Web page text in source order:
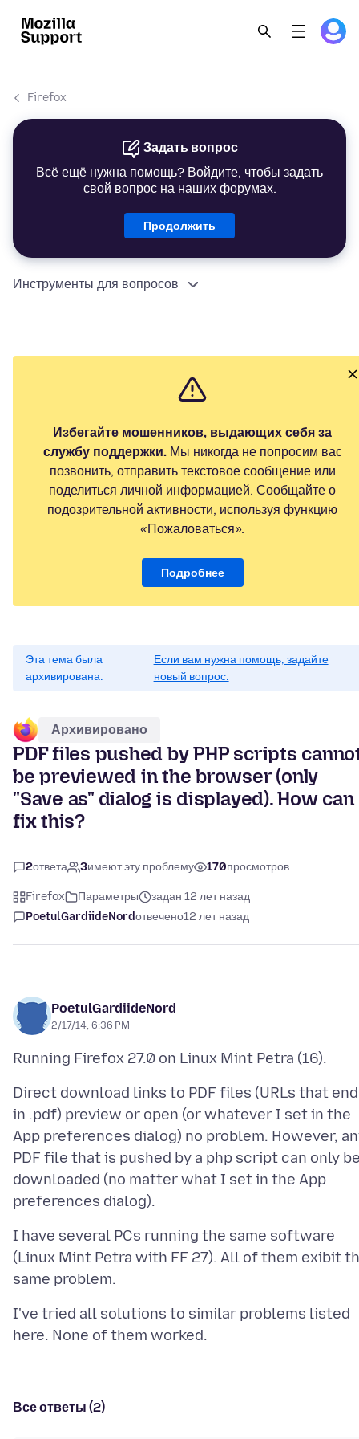
Firefox
Задать вопрос
Всё ещё нужна помощь? Войдите, чтобы задать
свой вопрос на наших форумах.
Продолжить
Инструменты для вопросов
Избегайте мошенников, выдающих себя за
службу поддержки.Мы никогда не попросим вас
позвонить, отправить текстовое сообщение или
поделиться личной информацией. Сообщайте о
подозрительной активности, используя функцию
«Пожаловаться».
Подробнее
Эта тема была
архивирована.
Если вам нужна помощь, задайте
новый вопрос.
Архивировано
PDF files pushed by PHP scripts
be previewed in the browser (only
"Save as" dialog is displayed). How can
fix this?
2ответа 3имеют эту проблему 170просмотров
Firefox Параметры
задан 12 лет назад
PoetulGardiideNordотвечено12 лет назад
PoetulGardiideNord
2/17/14, 6:36 PM
Direct download links to PDF files (URLs that end
in .pdf) preview or open (or whatever I set in the
App preferences dialog) no problem. However,
PDF file that is pushed by a php script can only
downloaded (no matter what I set in the App
I have several PCs running the same software
(Linux Mint Petra with FF 27). All of them exibit
I've tried all solutions to similar problems listed
Все ответы (2)